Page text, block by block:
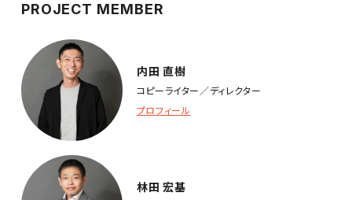
PROJECT MEMBER
内田 直樹
コピーライター／ディレクター
プロフィール
林田 宏基